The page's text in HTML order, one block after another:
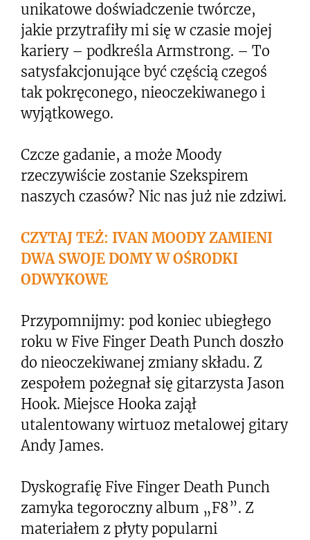
unikatowe doświadczenie twórcze,
jakie przytrafiły mi się w czasie mojej
kariery – podkreśla Armstrong. – To
satysfakcjonujące być częścią czegoś
tak pokręconego, nieoczekiwanego i
wyjątkowego.
Czcze gadanie, a może Moody
rzeczywiście zostanie Szekspirem
naszych czasów? Nic nas już nie zdziwi.
CZYTAJ TEŻ: IVAN MOODY ZAMIENI
DWA SWOJE DOMY W OŚRODKI
ODWYKOWE
Przypomnijmy: pod koniec ubiegłego
roku w Five Finger Death Punch doszło
do nieoczekiwanej zmiany składu. Z
zespołem pożegnał się gitarzysta Jason
Hook. Miejsce Hooka zajął
utalentowany wirtuoz metalowej gitary
Andy James.
Dyskografię Five Finger Death Punch
zamyka tegoroczny album „F8”. Z
materiałem z płyty popularni